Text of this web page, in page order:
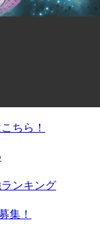
ちら！
ンキング
集！